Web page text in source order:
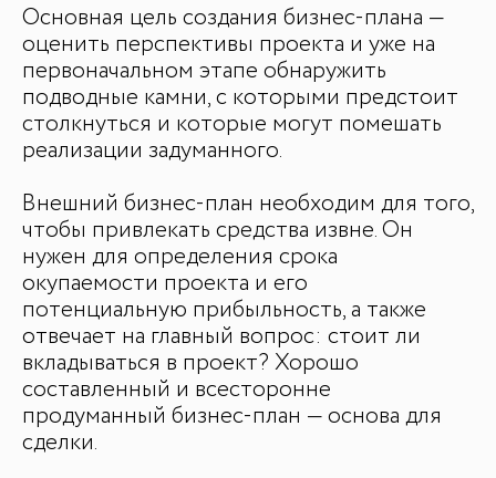
Основная цель создания бизнес-плана —
оценить перспективы проекта и уже на
первоначальном этапе обнаружить
подводные камни, с которыми предстоит
столкнуться и которые могут помешать
реализации задуманного.
Внешний бизнес-план необходим для того,
чтобы привлекать средства извне. Он
нужен для определения срока
окупаемости проекта и его
потенциальную прибыльность, а также
отвечает на главный вопрос: стоит ли
вкладываться в проект? Хорошо
составленный и всесторонне
продуманный бизнес-план — основа для
сделки.